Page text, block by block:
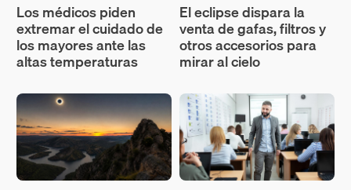
Los médicos piden
extremar el cuidado de
los mayores ante las
altas temperaturas
El eclipse dispara la
venta de gafas, filtros y
otros accesorios para
mirar al cielo